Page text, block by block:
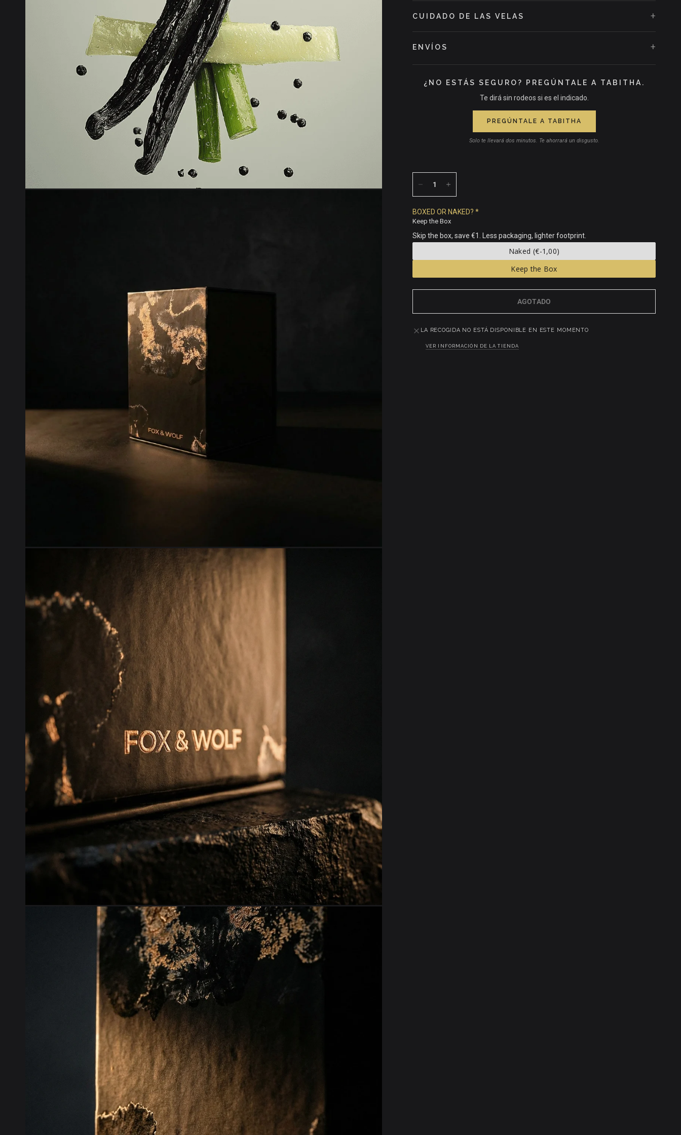
CUIDADO DE LAS VELAS +
ENVÍOS +
¿NO ESTÁS SEGURO? PREGÚNTALE A TABITHA.
Te dirá sin rodeos si es el indicado.
PREGÚNTALE A TABITHA
Solo te llevará dos minutos. Te ahorrará un disgusto.
BOXED OR NAKED?
Keep the Box
Skip the box, save €1. Less packaging, lighter footprint.
Naked (€-1,00)
Keep the Box
AGOTADO
LA RECOGIDA NO ESTÁ DISPONIBLE EN ESTE MOMENTO
VER INFORMACIÓN DE LA TIENDA